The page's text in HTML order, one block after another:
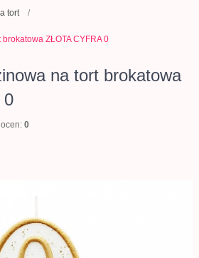
tort
ZŁOTA CYFRA 0
na tort brokatowa
0
ocen: 0